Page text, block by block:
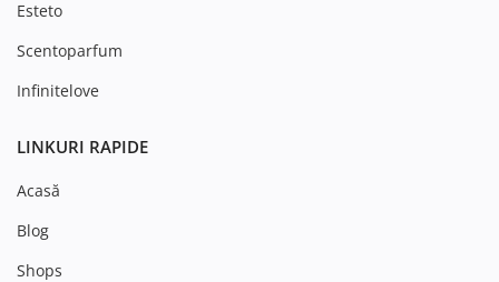
Esteto
Scentoparfum
Infinitelove
LINKURI RAPIDE
Acasă
Blog
Shops